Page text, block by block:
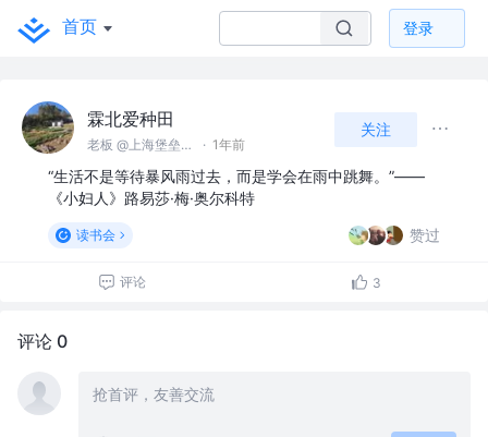
首页 登录
霖北爱种田
老板 @上海堡垒土地有限公司 · 1年前
关注
“生活不是等待暴风雨过去，而是学会在雨中跳舞。”——
《小妇人》路易莎·梅·奥尔科特
读书会 赞过
评论 3
评论 0